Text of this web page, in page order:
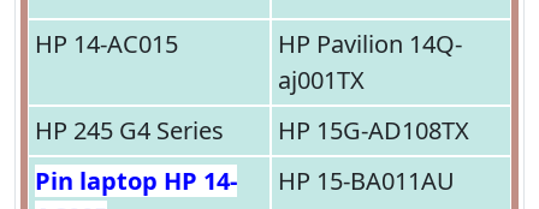
HP 14-AC015
HP Pavilion 14Q-
aj001TX
HP 245 G4 Series
HP 15G-AD108TX
Pin laptop HP 14-
HP 15-BA011AU